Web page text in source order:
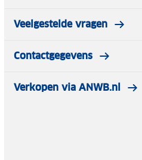
Veelgestelde vragen
Contactgegevens
Verkopen via ANWB.nl